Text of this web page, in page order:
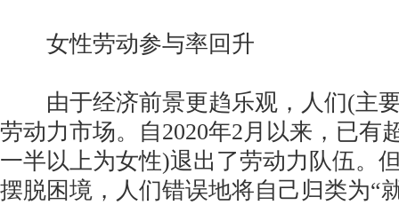
女性劳动参与率回升
由于经济前景更趋乐观，人们(主
劳动力市场。自2020年2月以来，已有
一半以上为女性)退出了劳动力队伍。
摆脱困境，人们错误地将自己归类为“